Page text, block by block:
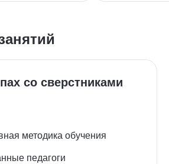
со сверстниками
методика обучения
педагоги